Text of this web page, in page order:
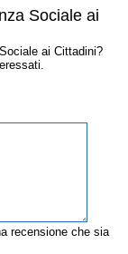
Sociale ai
ai Cittadini?
recensione che sia